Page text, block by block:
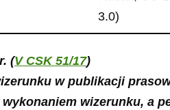
3.0)
(V CSK 51/17)
w publikacji
wykonaniem wizerunku, a